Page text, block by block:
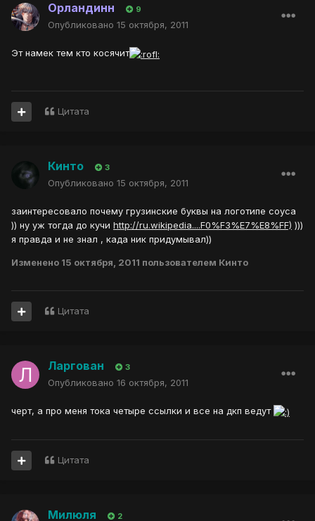
Орландинн 9
Опубликовано 15 октября, 2011
Эт намек тем кто косячит
Цитата
Кинто 3
Опубликовано 15 октября, 2011
заинтересовало почему грузинские буквы на логотипе соуса
)) ну уж тогда до кучи http://ru.wikipedia....F0%F3%E7%E8%FF) )))
я правда и не знал , када ник придумывал))
Изменено 15 октября, 2011 пользователем Кинто
Цитата
Ларгован 3
Опубликовано 16 октября, 2011
черт, а про меня тока четыре ссылки и все на дкп ведут
Цитата
Милюля 2